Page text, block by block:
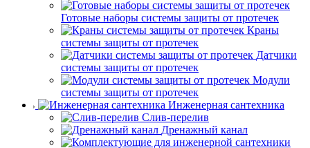
Готовые наборы системы защиты от протечек
Краны
системы защиты от протечек
Датчики
системы защиты от протечек
Модули
системы защиты от протечек
Инженерная сантехника
Слив-перелив
Дренажный канал